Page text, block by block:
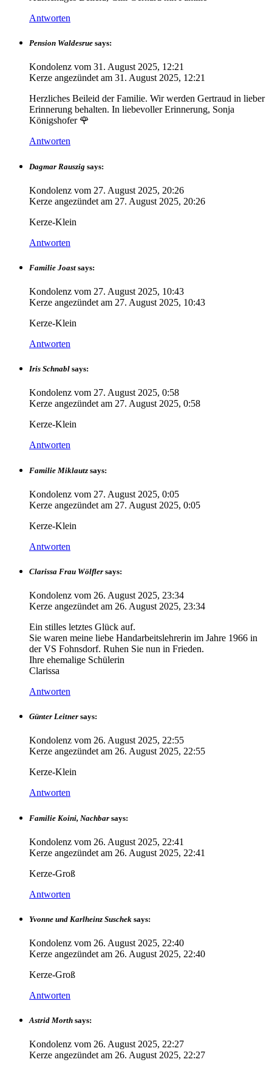
Antworten
Pension Waldesrue says:
Kondolenz vom 31. August 2025, 12:21
Kerze angezündet am 31. August 2025, 12:21
Herzliches Beileid der Familie. Wir werden Gertraud in lieber
Erinnerung behalten. In liebevoller Erinnerung, Sonja
Königshofer 🌹
Antworten
Dagmar Rauszig says:
Kondolenz vom 27. August 2025, 20:26
Kerze angezündet am 27. August 2025, 20:26
Kerze-Klein
Antworten
Familie Joast says:
Kondolenz vom 27. August 2025, 10:43
Kerze angezündet am 27. August 2025, 10:43
Kerze-Klein
Antworten
Iris Schnabl says:
Kondolenz vom 27. August 2025, 0:58
Kerze angezündet am 27. August 2025, 0:58
Kerze-Klein
Antworten
Familie Miklautz says:
Kondolenz vom 27. August 2025, 0:05
Kerze angezündet am 27. August 2025, 0:05
Kerze-Klein
Antworten
Clarissa Frau Wölfler says:
Kondolenz vom 26. August 2025, 23:34
Kerze angezündet am 26. August 2025, 23:34
Ein stilles letztes Glück auf.
Sie waren meine liebe Handarbeitslehrerin im Jahre 1966 in
der VS Fohnsdorf. Ruhen Sie nun in Frieden.
Ihre ehemalige Schülerin
Clarissa
Antworten
Günter Leitner says:
Kondolenz vom 26. August 2025, 22:55
Kerze angezündet am 26. August 2025, 22:55
Kerze-Klein
Antworten
Familie Koini, Nachbar says:
Kondolenz vom 26. August 2025, 22:41
Kerze angezündet am 26. August 2025, 22:41
Kerze-Groß
Antworten
Yvonne und Karlheinz Suschek says:
Kondolenz vom 26. August 2025, 22:40
Kerze angezündet am 26. August 2025, 22:40
Kerze-Groß
Antworten
Astrid Morth says:
Kondolenz vom 26. August 2025, 22:27
Kerze angezündet am 26. August 2025, 22:27